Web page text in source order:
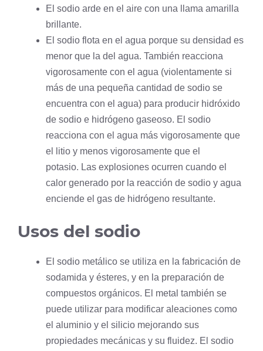
El sodio arde en el aire con una llama amarilla
brillante.
El sodio flota en el agua porque su densidad es
menor que la del agua. También reacciona
vigorosamente con el agua (violentamente si
más de una pequeña cantidad de sodio se
encuentra con el agua) para producir hidróxido
de sodio e hidrógeno gaseoso. El sodio
reacciona con el agua más vigorosamente que
el
litio y menos vigorosamente que el
potasio. Las explosiones ocurren cuando el
calor generado por la reacción de sodio y agua
enciende el gas de hidrógeno resultante.
Usos del sodio
El sodio metálico se utiliza en la fabricación de
sodamida y ésteres, y en la preparación de
compuestos orgánicos. El metal también se
puede utilizar para modificar aleaciones como
el aluminio y el silicio mejorando sus
propiedades mecánicas y su fluidez. El sodio